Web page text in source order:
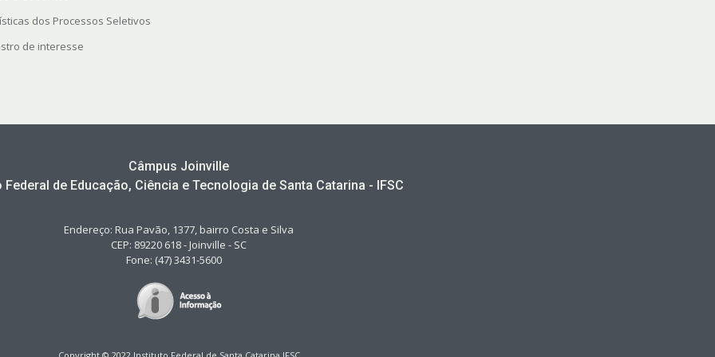
dos Processos Seletivos
de interesse
Câmpus Joinville
Federal de Educação, Ciência e Tecnologia de Santa Catarina - IFSC
Endereço: Rua Pavão, 1377, bairro Costa e Silva
CEP: 89220 618 - Joinville - SC
Fone: (47) 3431-5600